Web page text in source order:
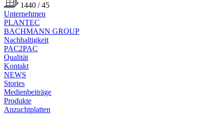
1440 / 45
Unternehmen
PLANTEC
BACHMANN GROUP
Nachhaltigkeit
PAC2PAC
Qualität
Kontakt
NEWS
Stories
Medienbeiträge
Produkte
Anzuchtplatten